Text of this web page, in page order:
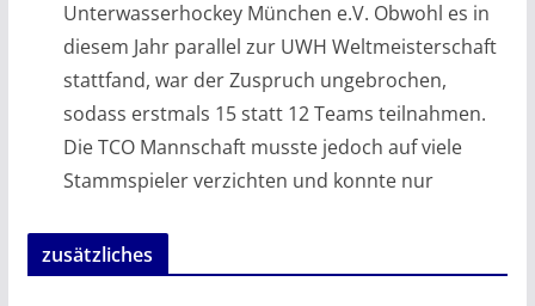
Unterwasserhockey München e.V. Obwohl es in
diesem Jahr parallel zur UWH Weltmeisterschaft
stattfand, war der Zuspruch ungebrochen,
sodass erstmals 15 statt 12 Teams teilnahmen.
Die TCO Mannschaft musste jedoch auf viele
Stammspieler verzichten und konnte nur
zusätzliches